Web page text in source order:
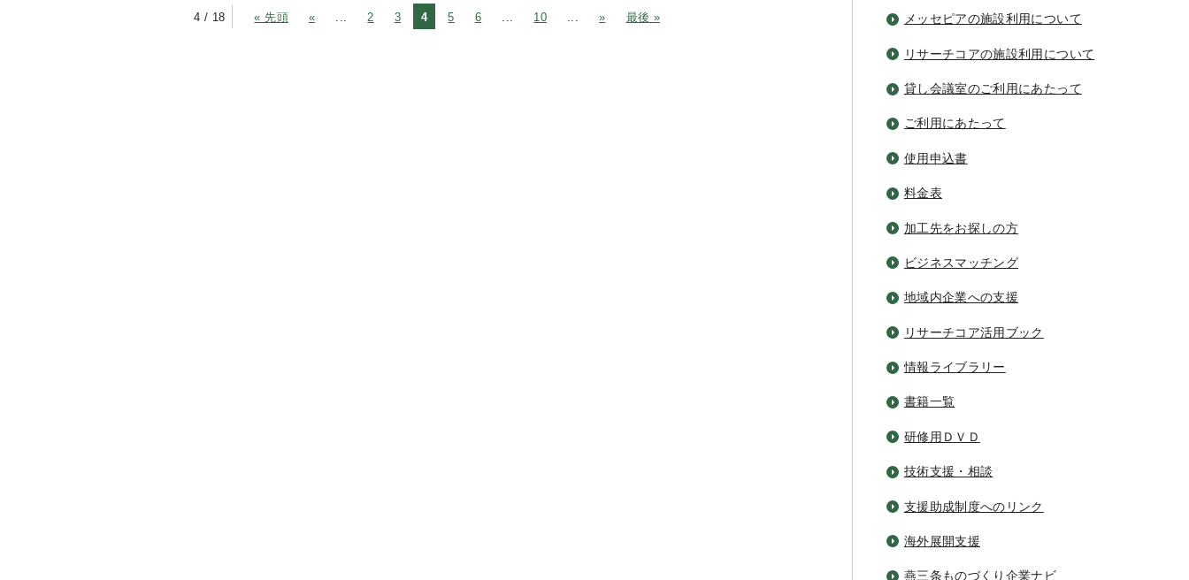
メッセピアの施設利用について
リサーチコアの施設利用について
貸し会議室のご利用にあたって
ご利用にあたって
使用申込書
料金表
加工先をお探しの方
ビジネスマッチング
地域内企業への支援
リサーチコア活用ブック
情報ライブラリー
書籍一覧
研修用ＤＶＤ
技術支援・相談
支援助成制度へのリンク
海外展開支援
燕三条ものづくり企業ナビ
4 / 18 « 先頭 « 2 3 4 5 6 10 » 最後 »